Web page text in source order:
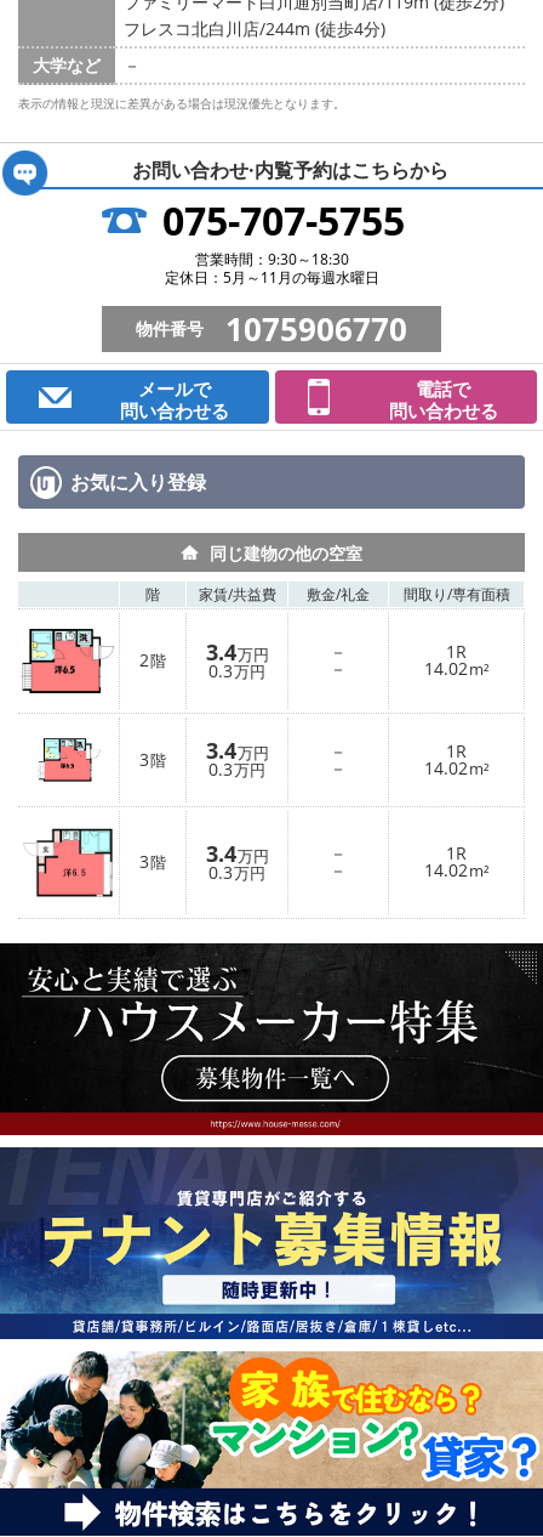
フレスコ北白川店/244m (徒歩4分)
大学など
－
表示の情報と現況に差異がある場合は現況優先となります。
お問い合わせ·内覧予約はこちらから
075-707-5755
営業時間：9:30～18:30
定休日：5月～11月の毎週水曜日
物件番号 1075906770
メールで
問い合わせる
電話で
問い合わせる
お気に入り登録
同じ建物の他の空室
階 家賃/共益費 敷金/礼金 間取り/専有面積
2階 3.4万円
0.3万円
－
－
1R
14.02m²
3階 3.4万円
0.3万円
－
－
1R
14.02m²
3階 3.4万円
0.3万円
－
－
1R
14.02m²